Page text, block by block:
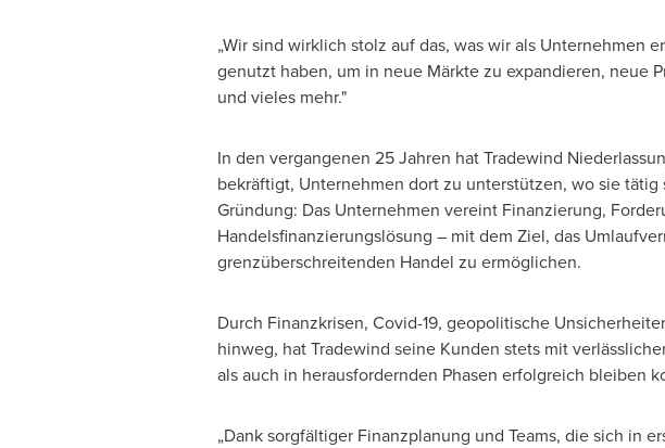
„Wir sind wirklich stolz auf das, was wir als Unternehmen
genutzt haben, um in neue Märkte zu expandieren, neue
und vieles mehr."
In den vergangenen 25 Jahren hat Tradewind
bekräftigt, Unternehmen dort zu unterstützen, wo sie
Gründung: Das Unternehmen vereint Finanzierung,
Handelsfinanzierungslösung – mit dem Ziel, das
grenzüberschreitenden Handel zu ermöglichen.
Durch Finanzkrisen, Covid-19, geopolitische
hinweg, hat Tradewind seine Kunden stets mit
als auch in herausfordernden Phasen erfolgreich bleiben
„Dank sorgfältiger Finanzplanung und Teams, die sich in